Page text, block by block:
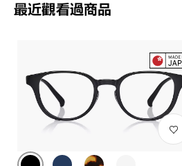
本簡約的設計，也注重耐用性與材質的
最近觀看過商品